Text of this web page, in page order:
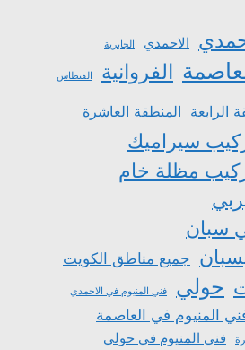
الاحمدي الجابرية
الفروانية الفنطاس
الرابعة المنطقة العاشرة
سيراميك
مظلة خام
سبان
جميع مناطق الكويت
حولي فني المنيوم في الاحمدي
المنيوم في العاصمة
فني المنيوم في حولي